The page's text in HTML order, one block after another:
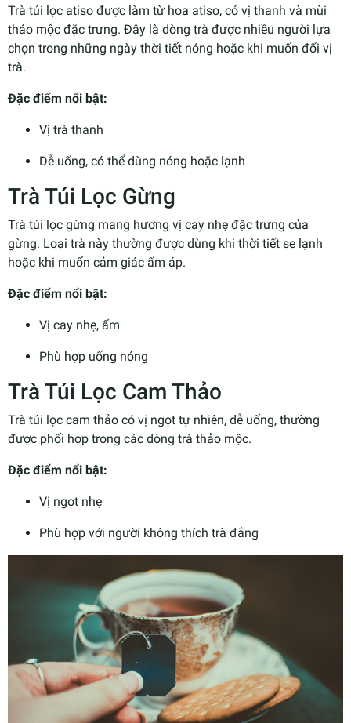
Trà túi lọc atiso được làm từ hoa atiso, có vị thanh và mùi
thảo mộc đặc trưng. Đây là dòng trà được nhiều người lựa
chọn trong những ngày thời tiết nóng hoặc khi muốn đổi vị
trà.
Đặc điểm nổi bật:
Vị trà thanh
Dễ uống, có thể dùng nóng hoặc lạnh
Trà Túi Lọc Gừng
Trà túi lọc gừng mang hương vị cay nhẹ đặc trưng của
gừng. Loại trà này thường được dùng khi thời tiết se lạnh
hoặc khi muốn cảm giác ấm áp.
Đặc điểm nổi bật:
Vị cay nhẹ, ấm
Phù hợp uống nóng
Trà Túi Lọc Cam Thảo
Trà túi lọc cam thảo có vị ngọt tự nhiên, dễ uống, thường
được phối hợp trong các dòng trà thảo mộc.
Đặc điểm nổi bật:
Vị ngọt nhẹ
Phù hợp với người không thích trà đắng